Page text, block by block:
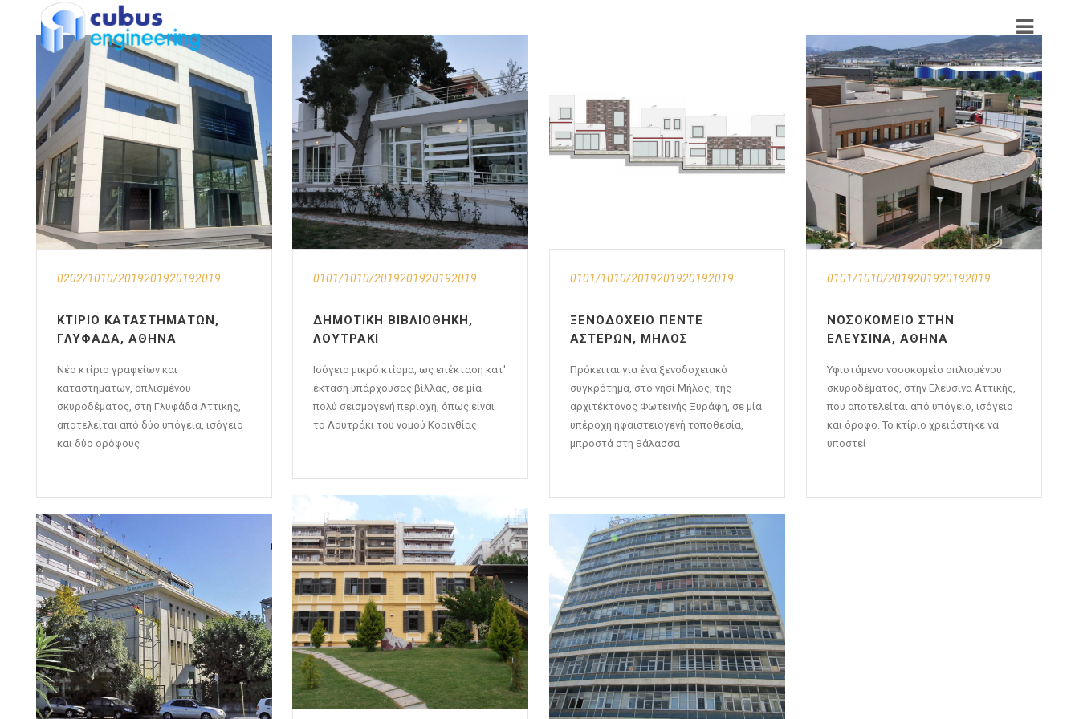
0202/1010/2019201920192019
ΚΤΊΡΙΟ ΚΑΤΑΣΤΗΜΆΤΩΝ,
ΓΛΥΦΆΔΑ, ΑΘΉΝΑ
Νέο κτίριο γραφείων και
καταστημάτων, οπλισμένου
σκυροδέματος, στη Γλυφάδα Αττικής,
αποτελείται από δύο υπόγεια, ισόγειο
και δύο ορόφους
0101/1010/2019201920192019
ΔΗΜΟΤΙΚΉ ΒΙΒΛΙΟΘΉΚΗ,
ΛΟΥΤΡΆΚΙ
Ισόγειο μικρό κτίσμα, ως επέκταση κατ'
έκταση υπάρχουσας βίλλας, σε μία
πολύ σεισμογενή περιοχή, όπως είναι
το Λουτράκι του νομού Κορινθίας.
0101/1010/2019201920192019
ΞΕΝΟΔΟΧΕΊΟ ΠΈΝΤΕ
ΑΣΤΈΡΩΝ, ΜΉΛΟΣ
Πρόκειται για ένα ξενοδοχειακό
συγκρότημα, στο νησί Μήλος, της
αρχιτέκτονος Φωτεινής Ξυράφη, σε μία
υπέροχη ηφαιστειογενή τοποθεσία,
μπροστά στη θάλασσα
0101/1010/2019201920192019
ΝΟΣΟΚΟΜΕΊΟ ΣΤΗΝ
ΕΛΕΥΣΊΝΑ, ΑΘΉΝΑ
Υφιστάμενο νοσοκομείο οπλισμένου
σκυροδέματος, στην Ελευσίνα Αττικής,
που αποτελείται από υπόγειο, ισόγειο
και όροφο. Το κτίριο χρειάστηκε να
υποστεί